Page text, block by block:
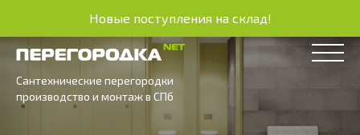
Новые поступления на склад!
Сантехнические перегородки
производство и монтаж в СПб